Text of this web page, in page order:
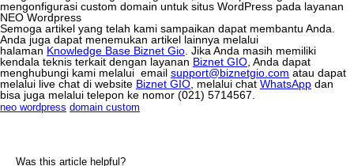
mengonfigurasi custom domain untuk situs WordPress pada layanan
NEO Wordpress
Semoga artikel yang telah kami sampaikan dapat membantu Anda.
Anda juga dapat menemukan artikel lainnya melalui
halaman Knowledge Base Biznet Gio. JikaAnda masih memiliki
kendala teknis terkait dengan layanan Biznet GIO, Anda dapat
menghubungi kami melalui email support@biznetgio.com atau dapat
melalui live chat di website Biznet GIO, melalui chat WhatsApp dan
bisa juga melalui telepon ke nomor (021) 5714567.
neo wordpress domain custom
Was this article helpful?